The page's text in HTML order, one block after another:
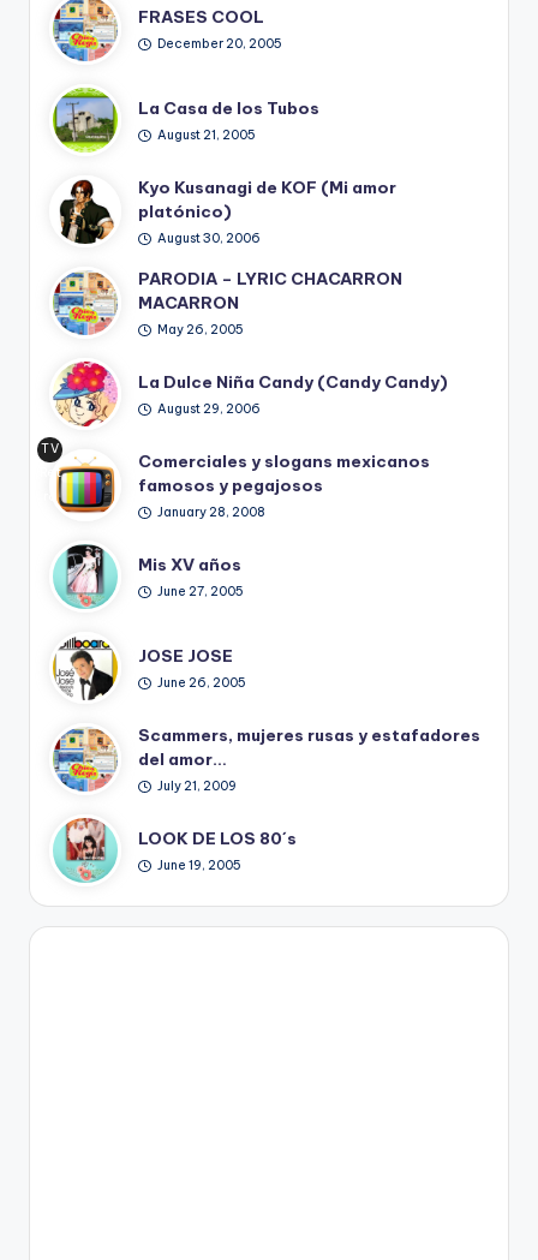
FRASES COOL
December 20, 2005
La Casa de los Tubos
August 21, 2005
Kyo Kusanagi de KOF (Mi amor
platónico)
August 30, 2006
PARODIA – LYRIC CHACARRON
MACARRON
May 26, 2005
La Dulce Niña Candy (Candy Candy)
August 29, 2006
TV
Ret
ro
Comerciales y slogans mexicanos
famosos y pegajosos
January 28, 2008
Mis XV años
June 27, 2005
JOSE JOSE
June 26, 2005
Scammers, mujeres rusas y estafadores
del amor…
July 21, 2009
LOOK DE LOS 80´s
June 19, 2005